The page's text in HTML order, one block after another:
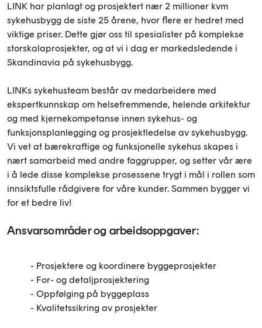
LINK har planlagt og prosjektert nær 2 millioner kvm
sykehusbygg de siste 25 årene, hvor flere er hedret med
viktige priser. Dette gjør oss til spesialister på komplekse
storskalaprosjekter, og at vi i dag er markedsledende i
Skandinavia på sykehusbygg.
LINKs sykehusteam består av medarbeidere med
ekspertkunnskap om helsefremmende, helende arkitektur
og med kjernekompetanse innen sykehus- og
funksjonsplanlegging og prosjektledelse av sykehusbygg.
Vi vet at bærekraftige og funksjonelle sykehus skapes i
nært samarbeid med andre faggrupper, og setter vår ære
i å lede disse komplekse prosessene trygt i mål i rollen som
innsiktsfulle rådgivere for våre kunder. Sammen bygger vi
for et bedre liv!
Ansvarsområder og arbeidsoppgaver:
- Prosjektere og koordinere byggeprosjekter
- For- og detaljprosjektering
- Oppfølging på byggeplass
- Kvalitetssikring av prosjekter